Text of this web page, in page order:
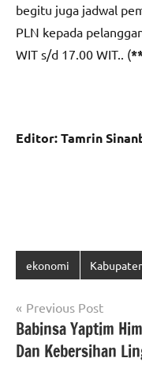
begitu juga jadwal
PLN kepada
WIT s/d 17.00 WIT.. (
Editor: Tamrin
ekonomi
Navigasi
pos
Previous Post
Babinsa Yaptim
Dan Kebersihan